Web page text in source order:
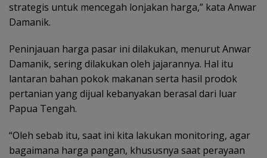
strategis untuk mencegah lonjakan harga,” kata Anwar
Damanik.
Peninjauan harga pasar ini dilakukan, menurut Anwar
Damanik, sering dilakukan oleh jajarannya. Hal itu
lantaran bahan pokok makanan serta hasil prodok
pertanian yang dijual kebanyakan berasal dari luar
Papua Tengah.
“Oleh sebab itu, saat ini kita lakukan monitoring, agar
bagaimana harga pangan, khususnya saat perayaan